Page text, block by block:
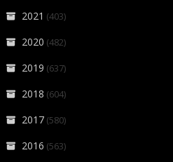
2021 (403)
2020 (482)
2019 (637)
2018 (604)
2017 (580)
2016 (563)